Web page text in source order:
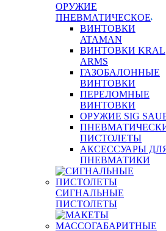
ОРУЖИЕ
ПНЕВМАТИЧЕСКОЕ
ВИНТОВКИ
ATAMAN
ВИНТОВКИ KRAL
ARMS
ГАЗОБАЛОННЫЕ
ВИНТОВКИ
ПЕРЕЛОМНЫЕ
ВИНТОВКИ
ОРУЖИЕ SIG
ПИСТОЛЕТЫ
АКСЕССУАРЫ
ПНЕВМАТИКИ
СИГНАЛЬНЫЕ
ПИСТОЛЕТЫ